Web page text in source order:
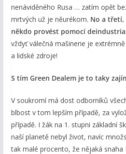
nenáviděného Rusa … zatím opět
mrtvých už je něurékom. No a třetí,
někdo provést pomocí
vždyť válečná mašinerie je
a lidské zdroje!
S tím Green Dealem je to taky
V soukromí má dost odborníků
blbost v tom lepším případě, za
případě. I žák na 1. stupni základní
naší planetě nebyl život, navíc
tak malé procento, že nějaká snaha